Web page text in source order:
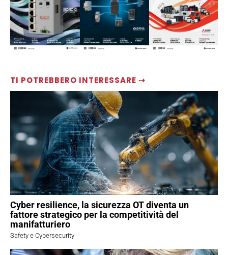
TI POTREBBERO INTERESSARE ⇢
Cyber resilience, la sicurezza OT diventa un
fattore strategico per la competitività del
manifatturiero
Safety e Cybersecurity